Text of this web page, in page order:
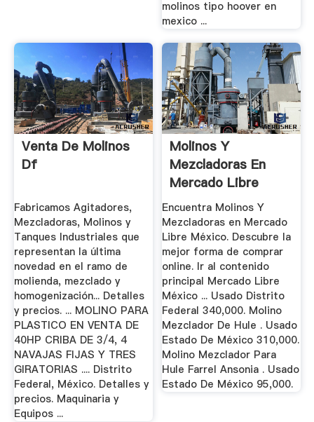
molinos tipo hoover en
mexico ...
Venta De Molinos
Df
Fabricamos Agitadores,
Mezcladoras, Molinos y
Tanques Industriales que
representan la última
novedad en el ramo de
molienda, mezclado y
homogenización... Detalles
y precios. ... MOLINO PARA
PLASTICO EN VENTA DE
40HP CRIBA DE 3/4, 4
NAVAJAS FIJAS Y TRES
GIRATORIAS .... Distrito
Federal, México. Detalles y
precios. Maquinaria y
Equipos ...
Molinos Y
Mezcladoras En
Mercado Libre
México
Encuentra Molinos Y
Mezcladoras en Mercado
Libre México. Descubre la
mejor forma de comprar
online. Ir al contenido
principal Mercado Libre
México ... Usado Distrito
Federal 340,000. Molino
Mezclador De Hule . Usado
Estado De México 310,000.
Molino Mezclador Para
Hule Farrel Ansonia . Usado
Estado De México 95,000.